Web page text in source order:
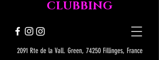
2091 Rte de la Vall. Green, 74250 Fillinges, France
CLUBBING